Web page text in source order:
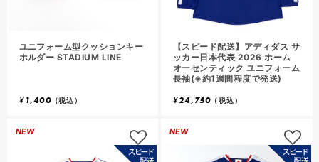
ユニフォーム型クッションキー
ホルダー STADIUM LINE
¥1,400 (税込）
【スピード配送】アディダス サ
ッカー日本代表 2026 ホーム
オーセンティック ユニフォーム
長袖(※約1週間程度で発送)
¥24,750 (税込）
NEW NEW